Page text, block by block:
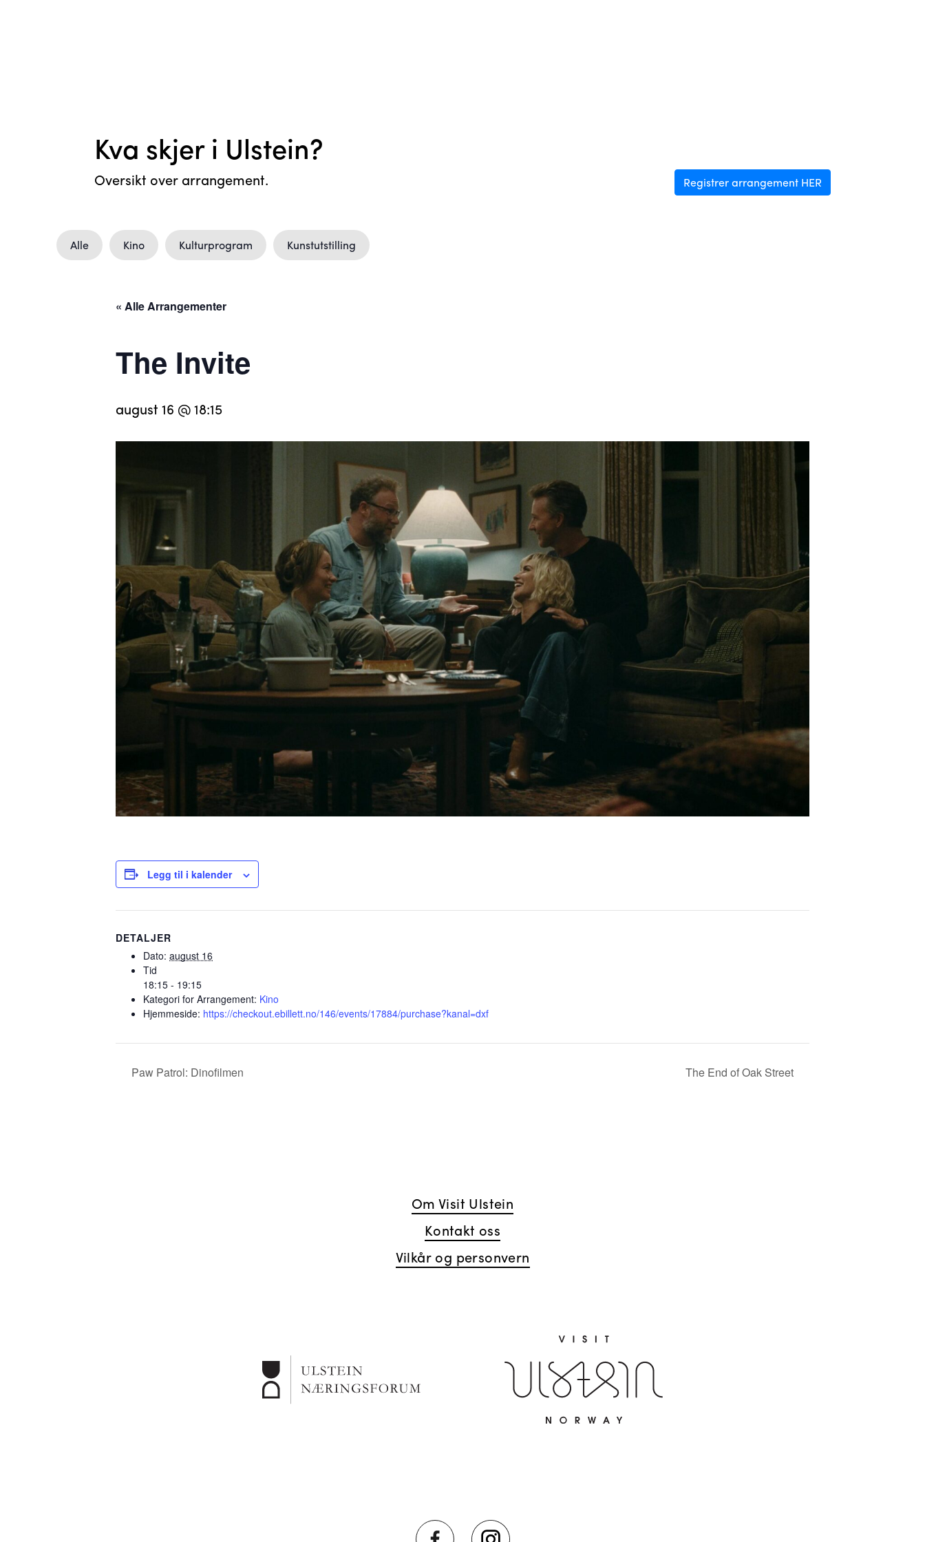
Kva skjer i Ulstein?
Oversikt over arrangement. Registrer arrangement HER
Alle Kino Kulturprogram Kunstutstilling
« Alle Arrangementer
The Invite
august 16 @ 18:15
Legg til i kalender
DETALJER
Dato: august 16
Tid
18:15 - 19:15
Kategori for Arrangement: Kino
Hjemmeside: https://checkout.ebillett.no/146/events/17884/purchase?kanal=dxf
Paw Patrol: Dinofilmen The End of Oak Street
Om Visit Ulstein
Kontakt oss
Vilkår og personvern